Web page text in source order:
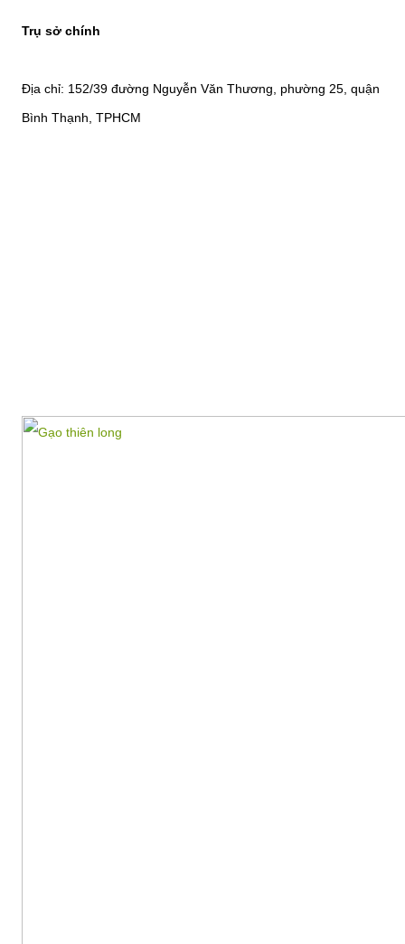
Trụ sở chính
Địa chỉ: 152/39 đường Nguyễn Văn Thương, phường 25, quận
Bình Thạnh, TPHCM